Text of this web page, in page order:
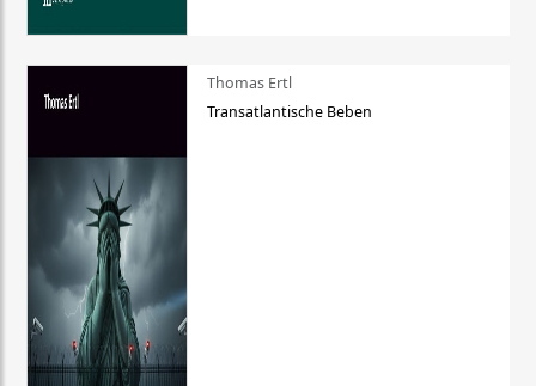
Thomas Ertl
Transatlantische Beben